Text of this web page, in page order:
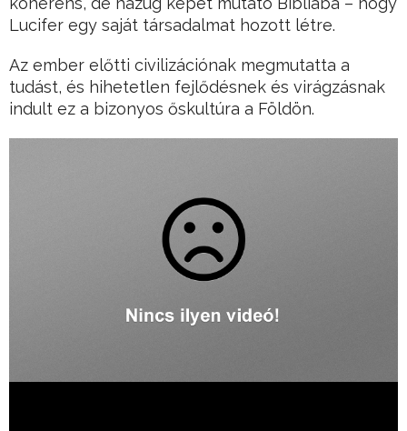
Lucifer egy saját társadalmat hozott létre.
Az ember előtti civilizációnak megmutatta a
tudást, és hihetetlen fejlődésnek és virágzásnak
indult ez a bizonyos őskultúra a Földön.